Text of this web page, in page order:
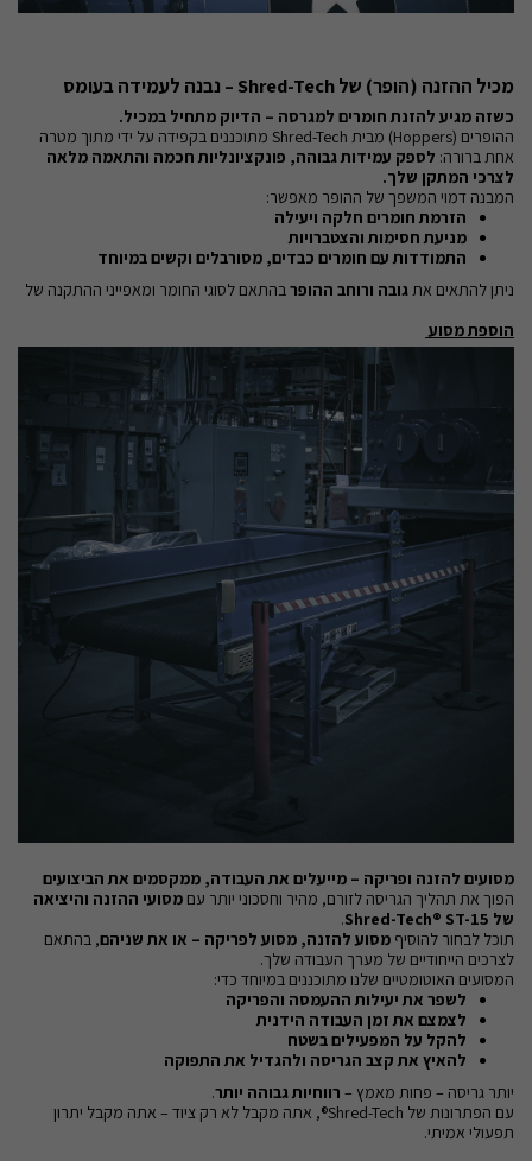
מכיל ההזנה (הופר) של Shred-Tech – נבנה לעמידה בעומס
כשזה מגיע להזנת חומרים למגרסה – הדיוק מתחיל במכיל.
ההופרים (Hoppers) מבית Shred-Tech מתוכננים בקפידה על ידי מתוך מטרה
אחת ברורה: לספק עמידות גבוהה, פונקציונליות חכמה והתאמה מלאה
לצרכי המתקן שלך.
המבנה דמוי המשפך של ההופר מאפשר:
הזרמת חומרים חלקה ויעילה
מניעת חסימות והצטברויות
התמודדות עם חומרים כבדים, מסורבלים וקשים במיוחד
ניתן להתאים אתגובה ורוחב ההופרבהתאם לסוגי החומר ומאפייני ההתקנה של
הוספת מסוע
מסועים להזנה ופריקה – מייעלים את העבודה, ממקסמים את הביצועים
הפוך את תהליך הגריסה לזורם, מהיר וחסכוני יותר עם מסועי ההזנה והיציאה
של Shred-Tech® ST-15
.
תוכל לבחור להוסיף מסוע להזנה, מסוע לפריקה – או את שניהם, בהתאם
לצרכים הייחודיים של מערך העבודה שלך.
המסועים האוטומטיים שלנו מתוכננים במיוחד כדי:
לשפר את יעילות ההעמסה והפריקה
לצמצם את זמן העבודה הידנית
להקל על המפעילים בשטח
להאיץ את קצב הגריסה ולהגדיל את התפוקה
יותר גריסה – פחות מאמץ – רווחיות גבוהה יותר.
עם הפתרונות של Shred-Tech®, אתה מקבל לא רק ציוד – אתה מקבל יתרון
תפעולי אמיתי.